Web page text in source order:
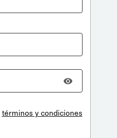
términos y condiciones